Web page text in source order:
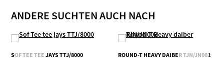
ANDERE SUCHTEN AUCH NACH
SOF TEE TEE JAYS TTJ/8000 ROUND-T HEAVY DAIBER TJN/JN002